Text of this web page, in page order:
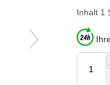
Inhalt 1